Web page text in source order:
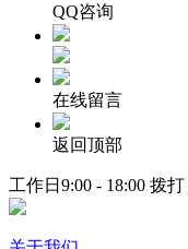
QQ咨询
在线留言
返回顶部
工作日9:00 - 18:00 拨打